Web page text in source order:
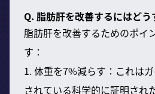
Q. 脂肪肝を改善するにはどう
脂肪肝を改善するためのポイ
す：
1. 体重を7%減らす：これは
されている科学的に証明され